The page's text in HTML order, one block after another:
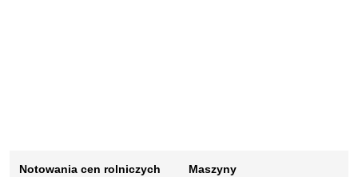
Notowania cen rolniczych
Maszyny